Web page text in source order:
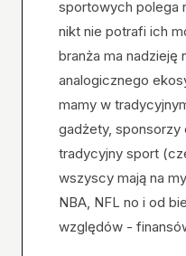
sportowych polega
nikt nie potrafi ich
branża ma nadzieję
analogicznego
mamy w
gadżety, sponsorzy
tradycyjny sport
wszyscy mają na
NBA, NFL no i od
względów -